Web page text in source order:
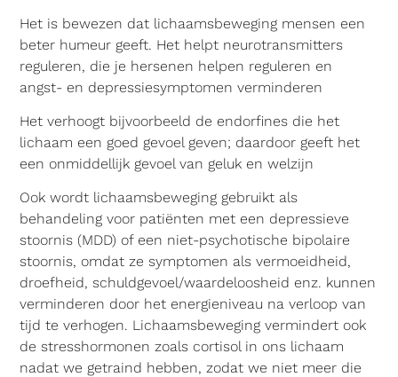
Het is bewezen dat lichaamsbeweging mensen een
beter humeur geeft. Het helpt neurotransmitters
reguleren, die je hersenen helpen reguleren en
angst- en depressiesymptomen verminderen
Het verhoogt bijvoorbeeld de endorfines die het
lichaam een goed gevoel geven; daardoor geeft het
een onmiddellijk gevoel van geluk en welzijn
Ook wordt lichaamsbeweging gebruikt als
behandeling voor patiënten met een depressieve
stoornis (MDD) of een niet-psychotische bipolaire
stoornis, omdat ze symptomen als vermoeidheid,
droefheid, schuldgevoel/waardeloosheid enz. kunnen
verminderen door het energieniveau na verloop van
tijd te verhogen. Lichaamsbeweging vermindert ook
de stresshormonen zoals cortisol in ons lichaam
nadat we getraind hebben, zodat we niet meer die